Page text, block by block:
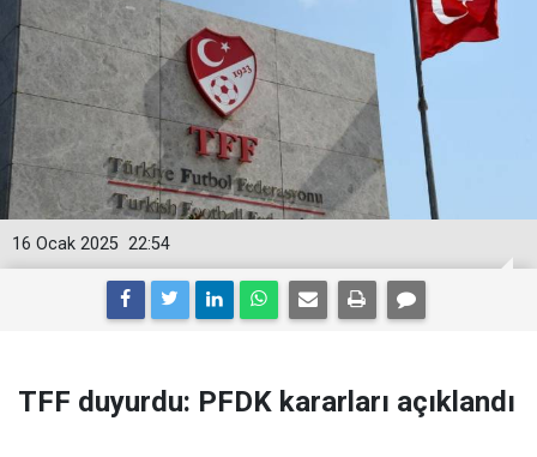
22:54
16 Ocak 2025
TFF duyurdu: PFDK kararları açıklandı